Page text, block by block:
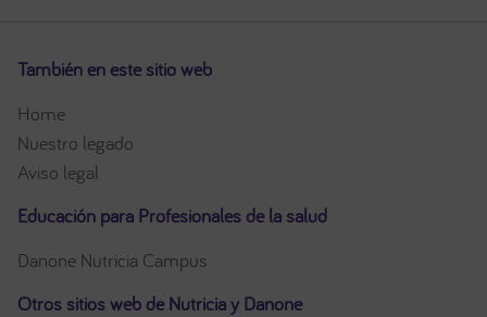
También en este sitio web
Home
Nuestro legado
Aviso legal
Educación para Profesionales de la salud
Danone Nutricia Campus
Otros sitios web de Nutricia y Danone